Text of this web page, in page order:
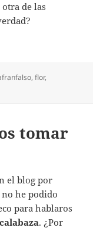
de las
,flor,
tomar
el blog por
he podido
para hablaros
. ¿Por